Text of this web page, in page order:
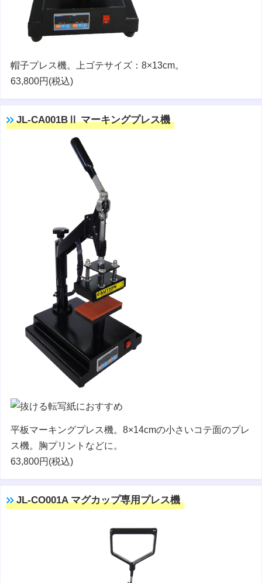
帽子プレス機。上ゴテサイズ：8×13cm。
63,800円(税込)
JL-CA001BⅡ マーキングプレス機
平板マーキングプレス機。8×14cmの小さいコテ面のプレ
ス機。胸プリントなどに。
63,800円(税込)
JL-CO001A マグカップ専用プレス機